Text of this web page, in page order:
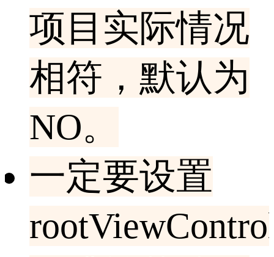
项目实际情况
相符，默认为
NO。
一定要设置